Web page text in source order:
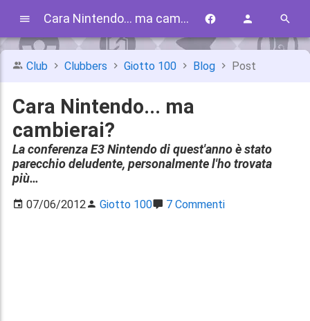
Cara Nintendo... ma cambierai?
Club Clubbers Giotto 100 Blog Post
Cara Nintendo... ma
cambierai?
La conferenza E3 Nintendo di quest'anno è stato
parecchio deludente, personalmente l'ho trovata
più…
07/06/2012 Giotto 100 7 Commenti